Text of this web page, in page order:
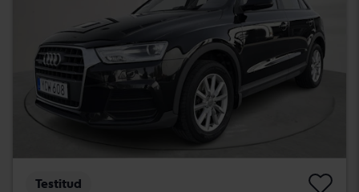
Testitud